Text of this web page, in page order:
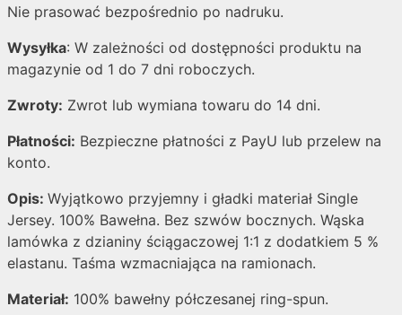
Nie prasować bezpośrednio po nadruku.
Wysyłka: W zależności od dostępności produktu na
magazynie od 1 do 7 dni roboczych.
Zwroty: Zwrot lub wymiana towaru do 14 dni.
Płatności: Bezpieczne płatności z PayU lub przelew na
konto.
Opis: Wyjątkowo przyjemny i gładki materiał Single
Jersey. 100% Bawełna. Bez szwów bocznych. Wąska
lamówka z dzianiny ściągaczowej 1:1 z dodatkiem 5 %
elastanu. Taśma wzmacniająca na ramionach.
Materiał: 100% bawełny półczesanej ring-spun.